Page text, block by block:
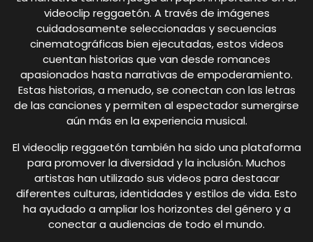
videoclip reggaetón. A través de imágenes
cuidadosamente seleccionadas y secuencias
cinematográficas bien ejecutadas, estos videos
cuentan historias que van desde romances
apasionados hasta narrativas de empoderamiento.
Estas historias, a menudo, se conectan con las letras
de las canciones y permiten al espectador sumergirse
aún más en la experiencia musical.
El videoclip reggaetón también ha sido una plataforma
para promover la diversidad y la inclusión. Muchos
artistas han utilizado sus videos para destacar
diferentes culturas, identidades y estilos de vida. Esto
ha ayudado a ampliar los horizontes del género y a
conectar a audiencias de todo el mundo.